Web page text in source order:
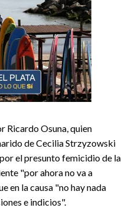
Ricardo Osuna, quien
de Cecilia Strzyzowski
el presunto femicidio de la
"por ahora no va a
en la causa "no hay nada
e indicios".